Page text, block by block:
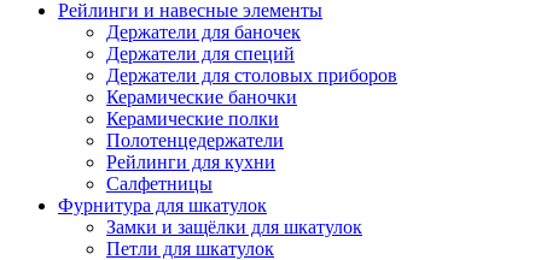
Рейлинги и навесные элементы
Держатели для баночек
Держатели для специй
Держатели для столовых приборов
Керамические баночки
Керамические полки
Полотенцедержатели
Рейлинги для кухни
Салфетницы
Фурнитура для шкатулок
Замки и защёлки для шкатулок
Петли для шкатулок